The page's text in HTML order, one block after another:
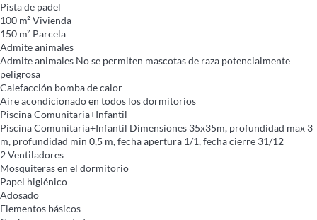
Pista de padel
100 m² Vivienda
150 m² Parcela
Admite animales
Admite animales No se permiten mascotas de raza potencialmente
peligrosa
Calefacción bomba de calor
Aire acondicionado en todos los dormitorios
Piscina Comunitaria+Infantil
Piscina Comunitaria+Infantil Dimensiones 35x35m, profundidad max 3
m, profundidad min 0,5 m, fecha apertura 1/1, fecha cierre 31/12
2 Ventiladores
Mosquiteras en el dormitorio
Papel higiénico
Adosado
Elementos básicos